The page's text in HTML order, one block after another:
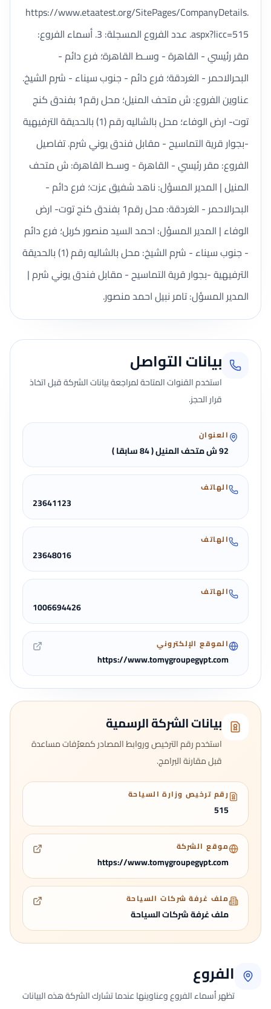
https://www.etaatest.org/SitePages/CompanyDetails.
aspx?licc=515. عدد الفروع المسجلة: 3. أسماء الفروع:
مقر رئيسي - القاهرة - وسـط القاهرة؛ فرع دائم -
البحرالاحمر - الغردقة؛ فرع دائم - جنوب سيناء - شرم الشيخ.
عناوين الفروع: ش متحف المنيل؛ محل رقم1 بفندق كنج
توت- ارض الوفاء؛ محل بالشاليه رقم (1) بالحديقة الترفيهية
-بجوار قرية التماسيح - مقابل فندق يوني شرم. تفاصيل
الفروع: مقر رئيسي - القاهرة - وسـط القاهرة: ش متحف
المنيل | المدير المسؤل: ناهد شفيق عزت؛ فرع دائم -
البحرالاحمر - الغردقة: محل رقم1 بفندق كنج توت- ارض
الوفاء | المدير المسؤل: احمد السيد منصور كربل؛ فرع دائم
- جنوب سيناء - شرم الشيخ: محل بالشاليه رقم (1) بالحديقة
الترفيهية -بجوار قرية التماسيح - مقابل فندق يوني شرم |
المدير المسؤل: تامر نبيل احمد منصور.
بيانات التواصل
استخدم القنوات المتاحة لمراجعة بيانات الشركة قبل اتخاذ
قرار الحجز.
العنوان
92 ش متحف المنيل ( 84 سابقا )
الهاتف
23641123
الهاتف
23648016
الهاتف
1006694426
الموقع الإلكتروني
https://www.tomygroupegypt.com
بيانات الشركة الرسمية
استخدم رقم الترخيص وروابط المصادر كمعرّفات مساعدة
قبل مقارنة البرامج.
رقم ترخيص وزارة السياحة
515
موقع الشركة
https://www.tomygroupegypt.com
ملف غرفة شركات السياحة
ملف غرفة شركات السياحة
الفروع
تظهر أسماء الفروع وعناوينها عندما تشارك الشركة هذه البيانات